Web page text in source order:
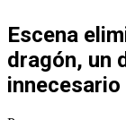
Escena
dragón, un
innecesario